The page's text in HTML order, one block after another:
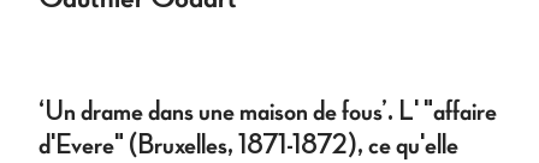
‘Un drame dans une maison de fous’. L' "affaire
d'Evere" (Bruxelles, 1871-1872), ce qu'elle